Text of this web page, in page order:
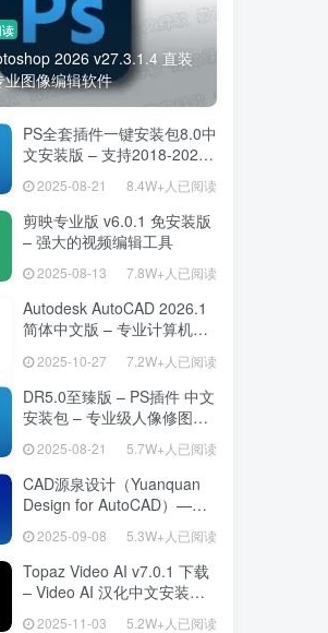
2026 v27.3.1.4 直装
业图像编辑软件
PS全套插件一键安装包8.0中
文安装版 – 支持2018-2025
– 提升设计效率
2025-08-21 8.4W+人已阅读
剪映专业版 v6.0.1 免安装版
– 强大的视频编辑工具
2025-08-13 7.8W+人已阅读
Autodesk AutoCAD 2026.1
简体中文版 – 专业计算机辅
2025-10-27 7.2W+人已阅读
DR5.0至臻版 – PS插件 中文
安装包 – 专业级人像修图工
2025-08-21 5.7W+人已阅读
CAD源泉设计（Yuanquan
Design for AutoCAD）——
高效绘图利器
2025-09-08 5.3W+人已阅读
Topaz Video AI v7.0.1 下载
– Video AI 汉化中文安装版
2025-11-03 5.2W+人已阅读